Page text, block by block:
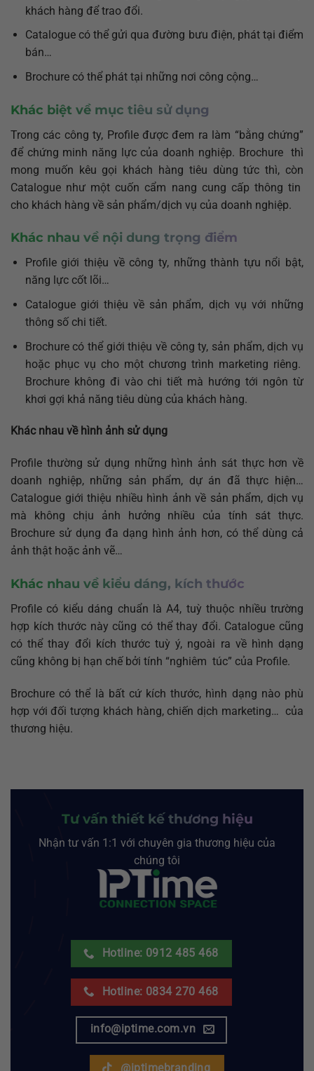
khách hàng để trao đổi.
Catalogue có thể gửi qua đường bưu điện, phát tại điểm
bán…
Brochure có thể phát tại những nơi công cộng…
Khác biệt về mục tiêu sử dụng
Trong các công ty, Profile được đem ra làm “bằng chứng”
để chứng minh năng lực của doanh nghiệp. Brochure thì
mong muốn kêu gọi khách hàng tiêu dùng tức thì, còn
Catalogue như một cuốn cẩm nang cung cấp thông tin
cho khách hàng về sản phẩm/dịch vụ của doanh nghiệp.
Khác nhau về nội dung trọng điểm
Profile giới thiệu về công ty, những thành tựu nổi bật,
năng lực cốt lõi…
Catalogue giới thiệu về sản phẩm, dịch vụ với những
thông số chi tiết.
Brochure có thể giới thiệu về công ty, sản phẩm, dịch vụ
hoặc phục vụ cho một chương trình marketing riêng.
Brochure không đi vào chi tiết mà hướng tới ngôn từ
khơi gợi khả năng tiêu dùng của khách hàng.
Khác nhau về hình ảnh sử dụng
Profile thường sử dụng những hình ảnh sát thực hơn về
doanh nghiệp, những sản phẩm, dự án đã thực hiện…
Catalogue giới thiệu nhiều hình ảnh về sản phẩm, dịch vụ
mà không chịu ảnh hưởng nhiều của tính sát thực.
Brochure sử dụng đa dạng hình ảnh hơn, có thể dùng cả
ảnh thật hoặc ảnh vẽ…
Khác nhau về kiểu dáng, kích thước
Profile có kiểu dáng chuẩn là A4, tuỳ thuộc nhiều trường
hợp kích thước này cũng có thể thay đổi. Catalogue cũng
có thể thay đổi kích thước tuỳ ý, ngoài ra về hình dạng
cũng không bị hạn chế bởi tính “nghiêm túc” của Profile.
Brochure có thể là bất cứ kích thước, hình dạng nào phù
hợp với đối tượng khách hàng, chiến dịch marketing… của
thương hiệu.
Tư vấn thiết kế thương hiệu
Nhận tư vấn 1:1 với chuyên gia thương hiệu của
chúng tôi
Hotline: 0912 485 468
Hotline: 0834 270 468
info@iptime.com.vn
@iptimebranding